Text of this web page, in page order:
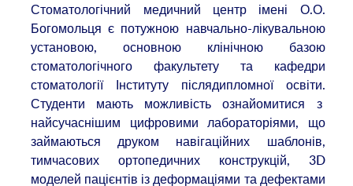
Стоматологічний медичний центр імені О.О.
Богомольця є потужною навчально-лікувальною
установою, основною клінічною базою
стоматологічного факультету та кафедри
стоматології Інституту післядипломної освіти.
Студенти мають можливість ознайомитися з
найсучаснішим цифровими лабораторіями, що
займаються друком навігаційних шаблонів,
тимчасових ортопедичних конструкцій, 3D
моделей пацієнтів із деформаціями та дефектами